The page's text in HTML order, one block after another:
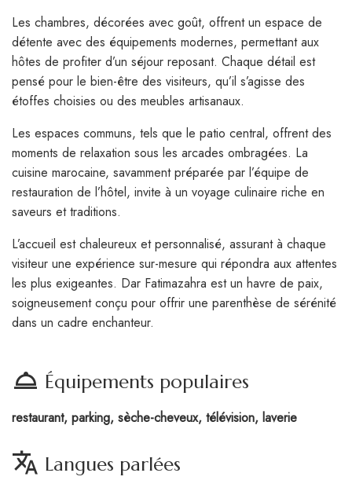
Les chambres, décorées avec goût, offrent un espace de
détente avec des équipements modernes, permettant aux
hôtes de profiter d’un séjour reposant. Chaque détail est
pensé pour le bien-être des visiteurs, qu’il s’agisse des
étoffes choisies ou des meubles artisanaux.
Les espaces communs, tels que le patio central, offrent des
moments de relaxation sous les arcades ombragées. La
cuisine marocaine, savamment préparée par l’équipe de
restauration de l’hôtel, invite à un voyage culinaire riche en
saveurs et traditions.
L’accueil est chaleureux et personnalisé, assurant à chaque
visiteur une expérience sur-mesure qui répondra aux attentes
les plus exigeantes. Dar Fatimazahra est un havre de paix,
soigneusement conçu pour offrir une parenthèse de sérénité
dans un cadre enchanteur.
room_service Équipements populaires
restaurant, parking, sèche-cheveux, télévision, laverie
translate Langues parlées